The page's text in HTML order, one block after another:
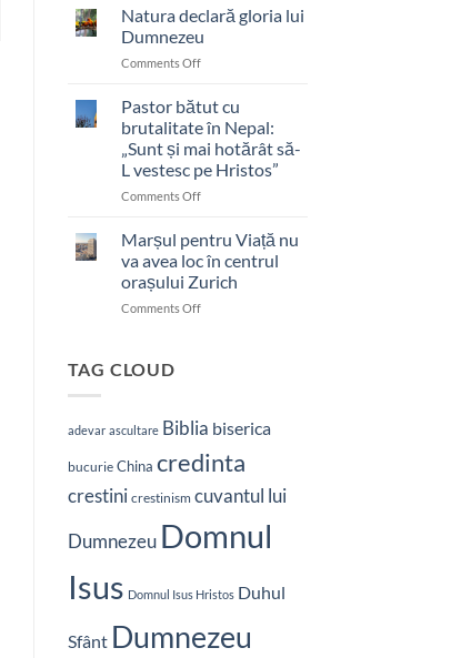
nostru
ești
în
Natura declară gloria lui
Dumnezeu
Comments Offon
declară
lui
Dumnezeu
Pastor bătut cu
brutalitate în Nepal:
„Sunt și mai hotărât să-
L vestesc pe Hristos”
Comments Offon
bătut
brutalitate
în
Nepal:
pe
Marșul pentru Viață nu
va avea loc în centrul
orașului Zurich
Comments Offon
avea
loc
în
orașului
TAG CLOUD
adevar ascultare Biblia biserica
bucurie China credinta
crestini crestinism cuvantul lui
Dumnezeu Domnul
Isus Domnul Isus Hristos Duhul
Sfânt Dumnezeu